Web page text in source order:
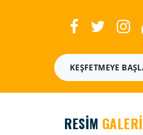
KEŞFETMEYE
RESİM